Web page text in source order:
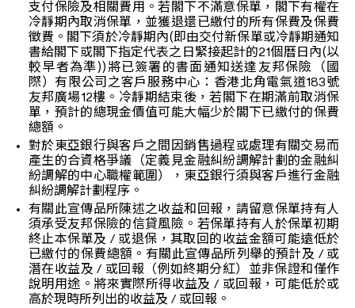
支付保險及相關費用。若閣下不滿意保單，閣下有權在
冷靜期內取消保單，並獲退還已繳付的所有保費及保費
徵費。閣下須於冷靜期內(即由交付新保單或冷靜期通知
書給閣下或閣下指定代表之日緊接起計的21個曆日內(以
較早者為準))將已簽署的書面通知送達友邦保險（國
際）有限公司之客戶服務中心：香港北角電氣道183號
友邦廣場12樓。冷靜期結束後，若閣下在期滿前取消保
單，預計的總現金價值可能大幅少於閣下已繳付的保費
總額。
對於東亞銀行與客戶之間因銷售過程或處理有關交易而
產生的合資格爭議（定義見金融糾紛調解計劃的金融糾
紛調解的中心職權範圍），東亞銀行須與客戶進行金融
糾紛調解計劃程序。
有關此宣傳品所陳述之收益和回報，請留意保單持有人
須承受友邦保險的信貸風險。若保單持有人於保單初期
終止本保單及 / 或退保，其取回的收益金額可能遠低於
已繳付的保費總額。有關此宣傳品所列舉的預計及 / 或
潛在收益及 / 或回報（例如終期分紅）並非保證和僅作
說明用途。將來實際所得收益及 / 或回報，可能低於或
高於現時所列出的收益及 / 或回報。